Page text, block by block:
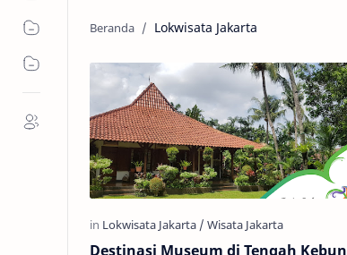
Lokwisata Jakarta
Destinasi Museum di Tengah Kebun